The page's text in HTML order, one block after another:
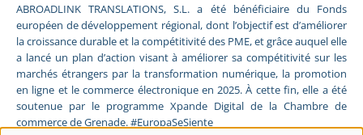
ABROADLINK TRANSLATIONS, S.L. a été bénéficiaire du Fonds
européen de développement régional, dont l’objectif est d’améliorer
la croissance durable et la compétitivité des PME, et grâce auquel elle
a lancé un plan d’action visant à améliorer sa compétitivité sur les
marchés étrangers par la transformation numérique, la promotion
en ligne et le commerce électronique en 2025. À cette fin, elle a été
soutenue par le programme Xpande Digital de la Chambre de
commerce de Grenade. #EuropaSeSiente